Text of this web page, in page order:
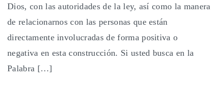
Dios, con las autoridades de la ley, así como la manera
de relacionarnos con las personas que están
directamente involucradas de forma positiva o
negativa en esta construcción. Si usted busca en la
Palabra […]